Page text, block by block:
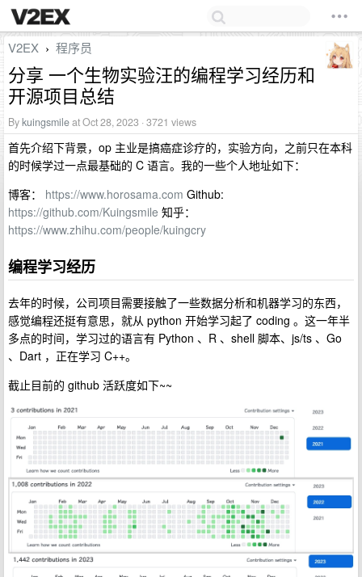
V2EX › 程序员
分享 一个生物实验汪的编程学习经历和
开源项目总结
Bykuingsmileat Oct 28, 2023 · 3721 views
首先介绍下背景，op 主业是搞癌症诊疗的，实验方向，之前只在本科
的时候学过一点最基础的 C 语言。我的一些个人地址如下：
博客： https://www.horosama.com Github:
https://github.com/Kuingsmile 知乎：
https://www.zhihu.com/people/kuingcry
编程学习经历
去年的时候，公司项目需要接触了一些数据分析和机器学习的东西，
感觉编程还挺有意思，就从 python 开始学习起了 coding 。这一年半
多点的时间，学习过的语言有 Python 、R 、shell 脚本、js/ts 、Go
、Dart ，正在学习 C++。
截止目前的 github 活跃度如下~~